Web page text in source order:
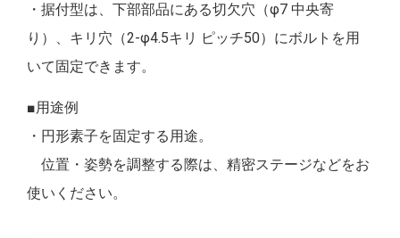
・据付型は、下部部品にある切欠穴（φ7 中央寄
り）、キリ穴（2-φ4.5キリ ピッチ50）にボルトを用
いて固定できます。
■用途例
・円形素子を固定する用途。
位置・姿勢を調整する際は、精密ステージなどをお
使いください。